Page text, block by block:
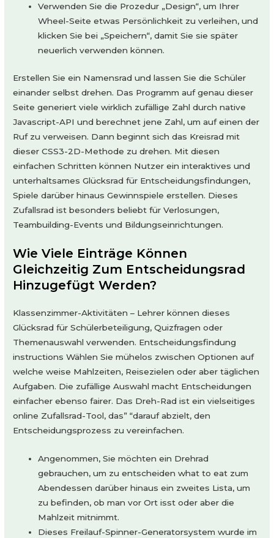
Verwenden Sie die Prozedur „Design“, um Ihrer
Wheel-Seite etwas Persönlichkeit zu verleihen, und
klicken Sie bei „Speichern“, damit Sie sie später
neuerlich verwenden können.
Erstellen Sie ein Namensrad und lassen Sie die Schüler
einander selbst drehen. Das Programm auf genau dieser
Seite generiert viele wirklich zufällige Zahl durch native
Javascript-API und berechnet jene Zahl, um auf einen der
Ruf zu verweisen. Dann beginnt sich das Kreisrad mit
dieser CSS3-2D-Methode zu drehen. Mit diesen
einfachen Schritten können Nutzer ein interaktives und
unterhaltsames Glücksrad für Entscheidungsfindungen,
Spiele darüber hinaus Gewinnspiele erstellen. Dieses
Zufallsrad ist besonders beliebt für Verlosungen,
Teambuilding-Events und Bildungseinrichtungen.
Wie Viele Einträge Können
Gleichzeitig Zum Entscheidungsrad
Hinzugefügt Werden?
Klassenzimmer-Aktivitäten – Lehrer können dieses
Glücksrad für Schülerbeteiligung, Quizfragen oder
Themenauswahl verwenden. Entscheidungsfindung
instructions Wählen Sie mühelos zwischen Optionen auf
welche weise Mahlzeiten, Reisezielen oder aber täglichen
Aufgaben. Die zufällige Auswahl macht Entscheidungen
einfacher ebenso fairer. Das Dreh-Rad ist ein vielseitiges
online Zufallsrad-Tool, das” “darauf abzielt, den
Entscheidungsprozess zu vereinfachen.
Angenommen, Sie möchten ein Drehrad
gebrauchen, um zu entscheiden what to eat zum
Abendessen darüber hinaus ein zweites Lista, um
zu befinden, ob man vor Ort isst oder aber die
Mahlzeit mitnimmt.
Dieses Freilauf-Spinner-Generatorsystem wurde im